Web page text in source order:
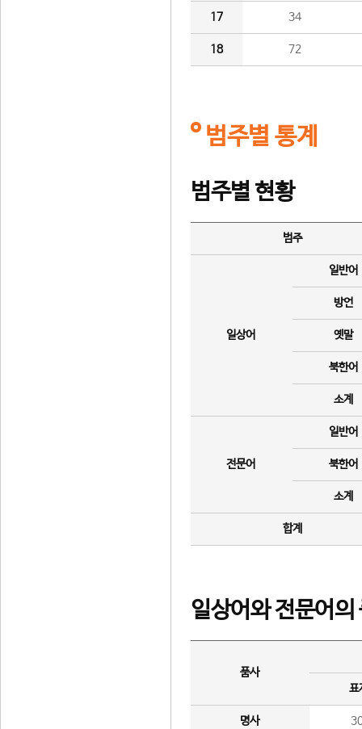
17 34
18 72
범주별 통계
범주별 현황
범주
일상어
일반어
방언
옛말
북한어
소계
전문어
일반어
북한어
소계
합계
일상어와 전문어의
품사
표
명사